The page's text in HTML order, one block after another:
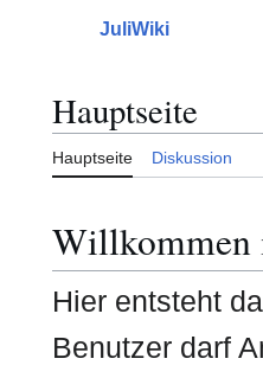
Hauptmenü
JuliWiki
Hauptseite
Hauptseite Diskussion
Hier entsteht
Benutzer darf